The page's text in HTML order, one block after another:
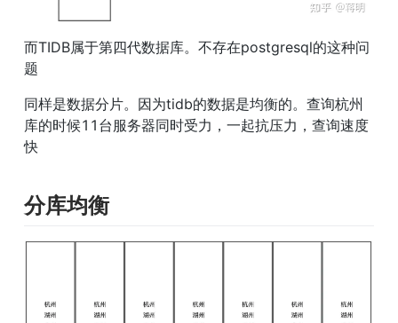
而TIDB属于第四代数据库。不存在postgresql的这种问
题
同样是数据分片。因为tidb的数据是均衡的。查询杭州
库的时候11台服务器同时受力，一起抗压力，查询速度
快
分库均衡